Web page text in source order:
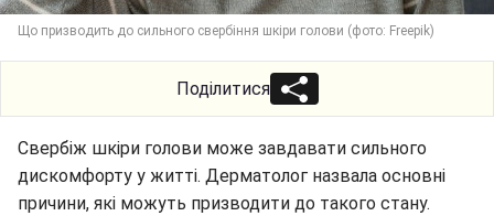
Що призводить до сильного свербіння шкіри голови (фото: Freepik)
Поділитися
Свербіж шкіри голови може завдавати сильного
дискомфорту у житті. Дерматолог назвала основні
причини, які можуть призводити до такого стану.